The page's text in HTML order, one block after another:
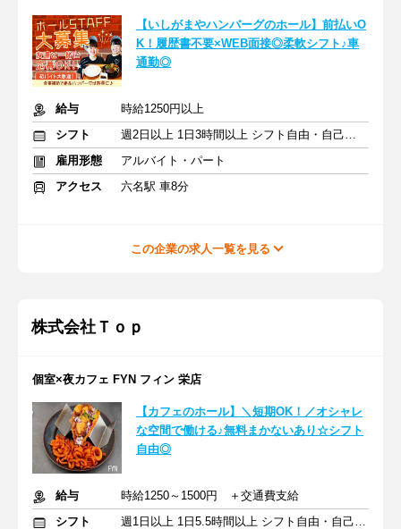
【いしがまやハンバーグのホール】前払いO
K！履歴書不要×WEB面接◎柔軟シフト♪車
通勤◎
給与
時給1250円以上
シフト
週2日以上 1日3時間以上 シフト自由・自己申告
雇用形態
アルバイト・パート
アクセス
六名駅 車8分
この企業の求人一覧を見る
株式会社Ｔｏｐ
個室×夜カフェ FYN フィン 栄店
【カフェのホール】＼短期OK！／オシャレ
な空間で働ける♪無料まかないあり☆シフト
自由◎
給与
時給1250～1500円 ＋交通費支給
シフト
週1日以上 1日5.5時間以上 シフト自由・自己申告